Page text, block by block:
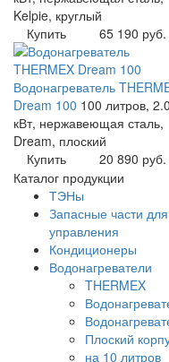
Kelpie, круглый
Купить
65 190 руб.
Водонагреватель
Dream 100 100 литров, 2.0
кВт, нержавеющая сталь,
Dream, плоский
Купить
20 890 руб.
Каталог продукции
ТЭНы
Запасные части
управления
Кондиционеры
Водонагреватели
THERMEX
Плоский
на 10 литров